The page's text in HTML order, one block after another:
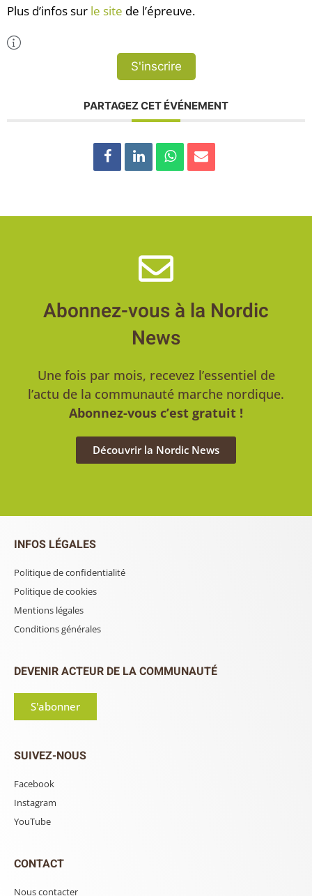
Plus d’infos sur le site de l’épreuve.
S'inscrire
PARTAGEZ CET ÉVÉNEMENT
Abonnez-vous à la Nordic
News
Une fois par mois, recevez l’essentiel de
l’actu de la communauté marche nordique.
Abonnez-vous c’est gratuit !
Découvrir la Nordic News
INFOS LÉGALES
Politique de confidentialité
Politique de cookies
Mentions légales
Conditions générales
DEVENIR ACTEUR DE LA COMMUNAUTÉ
S'abonner
SUIVEZ-NOUS
Facebook
Instagram
YouTube
CONTACT
Nous contacter